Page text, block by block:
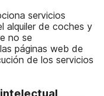
servicios
alquiler de coches y
no se
páginas web de
de los servicios